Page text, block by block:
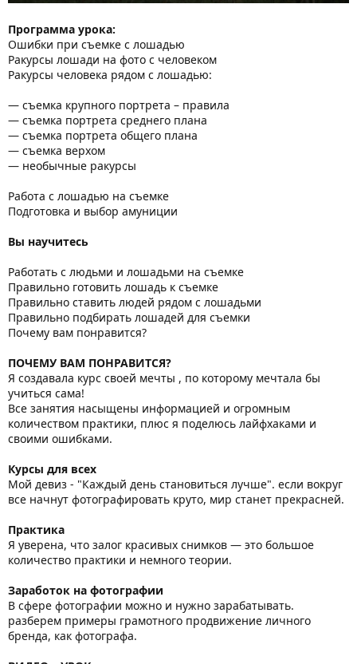
Программа урока:
Ошибки при съемке с лошадью
Ракурсы лошади на фото с человеком
Ракурсы человека рядом с лошадью:
— съемка крупного портрета – правила
— съемка портрета среднего плана
— съемка портрета общего плана
— съемка верхом
— необычные ракурсы
Работа с лошадью на съемке
Подготовка и выбор амуниции
Вы научитесь
Работать с людьми и лошадьми на съемке
Правильно готовить лошадь к съемке
Правильно ставить людей рядом с лошадьми
Правильно подбирать лошадей для съемки
Почему вам понравится?
ПОЧЕМУ ВАМ ПОНРАВИТСЯ?
Я создавала курс своей мечты , по которому мечтала бы
учиться сама!
Все занятия насыщены информацией и огромным
количеством практики, плюс я поделюсь лайфхаками и
своими ошибками.
Курсы для всех
Мой девиз - "Каждый день становиться лучше". если вокруг
все начнут фотографировать круто, мир станет прекрасней.
Практика
Я уверена, что залог красивых снимков — это большое
количество практики и немного теории.
Заработок на фотографии
В сфере фотографии можно и нужно зарабатывать.
разберем примеры грамотного продвижение личного
бренда, как фотографа.